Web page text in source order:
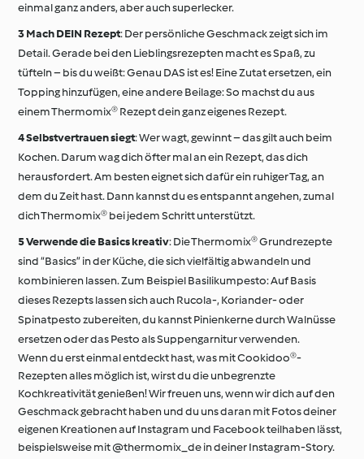
einmal ganz anders, aber auch superlecker.
Mach DEIN Rezept: Der persönliche Geschmack zeigt sich im
Detail. Gerade bei den Lieblingsrezepten macht es Spaß, zu
tüfteln – bis du weißt: Genau DAS ist es! Eine Zutat ersetzen, ein
Topping hinzufügen, eine andere Beilage: So machst du aus
einem Thermomix® Rezept dein ganz eigenes Rezept.
Selbstvertrauen siegt: Wer wagt, gewinnt – das gilt auch beim
Kochen. Darum wag dich öfter mal an ein Rezept, das dich
herausfordert. Am besten eignet sich dafür ein ruhiger Tag, an
dem du Zeit hast. Dann kannst du es entspannt angehen, zumal
dich Thermomix® bei jedem Schritt unterstützt.
Verwende die Basics kreativ: Die Thermomix® Grundrezepte
sind “Basics” in der Küche, die sich vielfältig abwandeln und
kombinieren lassen. Zum Beispiel Basilikumpesto: Auf Basis
dieses Rezepts lassen sich auch Rucola-, Koriander- oder
Spinatpesto zubereiten, du kannst Pinienkerne durch Walnüsse
ersetzen oder das Pesto als Suppengarnitur verwenden.
Wenn du erst einmal entdeckt hast, was mit Cookidoo®-
Rezepten alles möglich ist, wirst du die unbegrenzte
Kochkreativität genießen! Wir freuen uns, wenn wir dich auf den
Geschmack gebracht haben und du uns daran mit Fotos deiner
eigenen Kreationen auf Instagram und Facebook teilhaben lässt,
beispielsweise mit @thermomix_de in deiner Instagram-Story.